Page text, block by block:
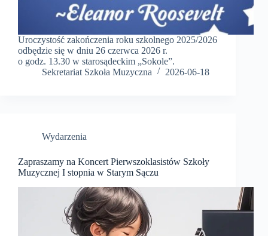
Uroczystość zakończenia roku szkolnego 2025/2026
odbędzie się w dniu 26 czerwca 2026 r.
o godz. 13.30 w starosądeckim „Sokole”.
Sekretariat Szkoła Muzyczna
2026-06-18
Wydarzenia
Zapraszamy na Koncert Pierwszoklasistów Szkoły
Muzycznej I stopnia w Starym Sączu